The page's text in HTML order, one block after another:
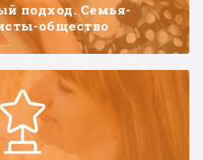
подход. Семья-
общество